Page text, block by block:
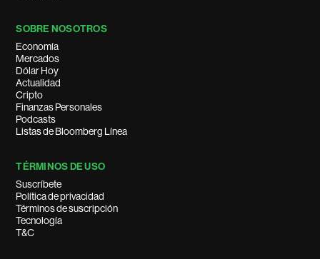
SOBRE NOSOTROS
Economía
Mercados
Dólar Hoy
Actualidad
Cripto
Finanzas Personales
Podcasts
Listas de Bloomberg Línea
TÉRMINOS DE USO
Suscríbete
Política de privacidad
Términos de suscripción
Tecnología
T&C